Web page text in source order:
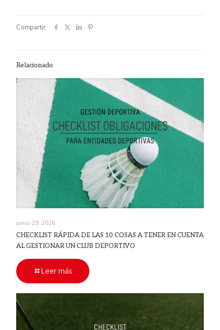
Compartir
Relacionado
junio 29, 2026
CHECKLIST RÁPIDA DE LAS 10 COSAS A TENER EN CUENTA
AL GESTIONAR UN CLUB DEPORTIVO
Leer más